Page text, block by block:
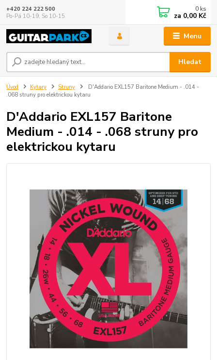
Menu
Hledat
+420 224 222 500
Po-Pá 10-19, So 10-15
0 ks
za 0,00 Kč
Úvod Kytary Struny
D'Addario EXL157 Baritone Medium - .014 -
.068 struny pro elektrickou kytaru
D'Addario EXL157 Baritone
Medium - .014 - .068 struny pro
elektrickou kytaru